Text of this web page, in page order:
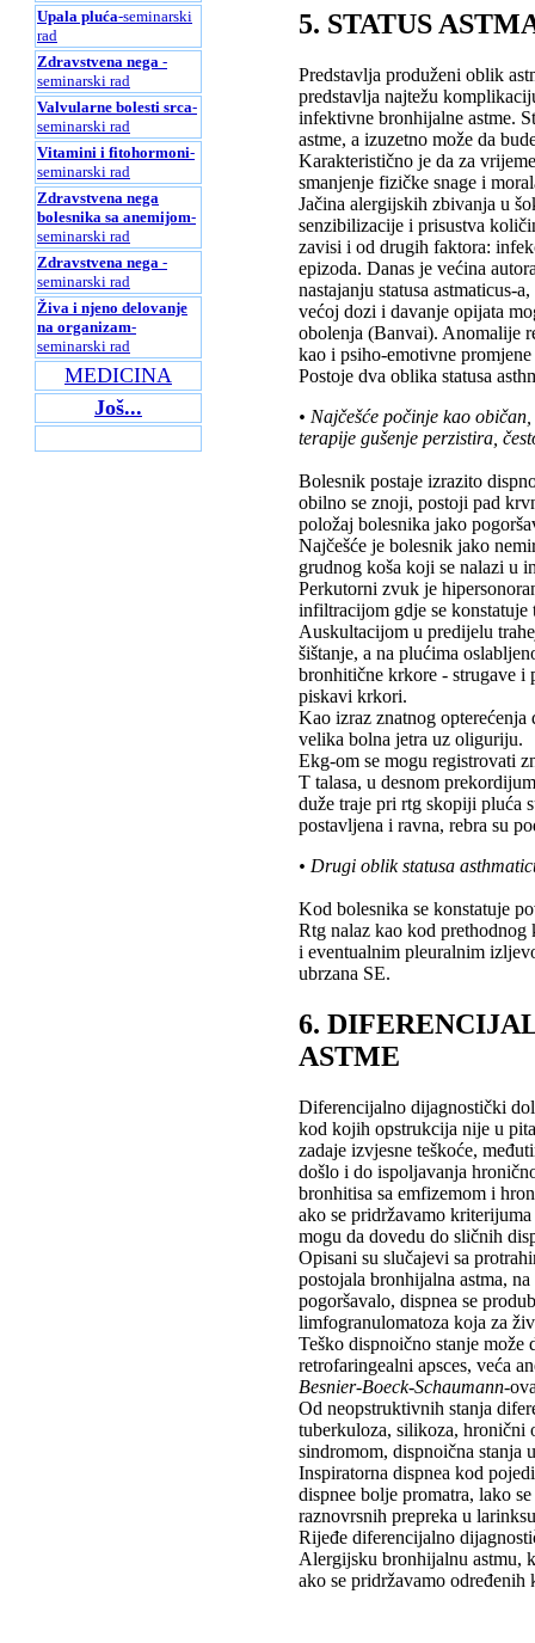
Upala pluća-seminarski
rad
Zdravstvena nega -
seminarski rad
Valvularne bolesti srca-
seminarski rad
Vitamini i fitohormoni-
seminarski rad
Zdravstvena nega
bolesnika sa anemijom-
seminarski rad
Zdravstvena nega -
seminarski rad
Živa i njeno delovanje
na organizam-
seminarski rad
MEDICINA
Još...
5. STATUS
Predstavlja produženi oblik
predstavlja najtežu
infektivne bronhijalne astme.
astme, a izuzetno može da
Karakteristično je da za
smanjenje fizičke snage i
Jačina alergijskih zbivanja u
senzibilizacije i prisustva
zavisi i od drugih faktora:
epizoda. Danas je većina
nastajanju statusa astmaticus-
većoj dozi i davanje opijata
obolenja (Banvai). Anomalije
kao i psiho-emotivne
Postoje dva oblika statusa
• Najčešće počinje kao
terapije gušenje perzistira,
Bolesnik postaje izrazito
obilno se znoji, postoji pad
položaj bolesnika jako
Najčešće je bolesnik jako
grudnog koša koji se nalazi u
Perkutorni zvuk je
infiltracijom gdje se konstatuje
Auskultacijom u predijelu
šištanje, a na plućima
bronhitične krkore - strugave i
piskavi krkori.
Kao izraz znatnog opterećenja
velika bolna jetra uz oliguriju.
Ekg-om se mogu registrovati
T talasa, u desnom
duže traje pri rtg skopiji pluća
postavljena i ravna, rebra su
• Drugi oblik statusa
Kod bolesnika se konstatuje
Rtg nalaz kao kod
i eventualnim pleuralnim
ubrzana SE.
6.
ASTME
Diferencijalno dijagnostički
kod kojih opstrukcija nije u
zadaje izvjesne teškoće,
došlo i do ispoljavanja
bronhitisa sa emfizemom i
ako se pridržavamo
mogu da dovedu do sličnih
Opisani su slučajevi sa
postojala bronhijalna astma,
pogoršavalo, dispnea se
limfogranulomatoza koja za
Teško dispnoično stanje može
retrofaringealni apsces, veća
Besnier-Boeck-Schaumann-
Od neopstruktivnih stanja
tuberkuloza, silikoza, hronični
sindromom, dispnoična stanja
Inspiratorna dispnea kod
dispnee bolje promatra, lako
raznovrsnih prepreka u
Rijeđe diferencijalno
Alergijsku bronhijalnu astmu,
ako se pridržavamo